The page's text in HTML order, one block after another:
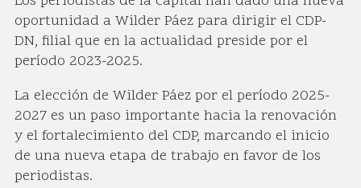
oportunidad a Wilder Páez para dirigir el CDP-
DN, filial que en la actualidad preside por el
período 2023-2025.
La elección de Wilder Páez por el período 2025-
2027 es un paso importante hacia la renovación
y el fortalecimiento del CDP, marcando el inicio
de una nueva etapa de trabajo en favor de los
periodistas.